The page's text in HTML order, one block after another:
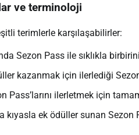
ve terminoloji
terimlerle karşılaşabilirler:
Sezon Pass ile sıklıkla
kazanmak için ilerlediği
Pass’larını ilerletmek için
kıyasla ek ödüller sunan Sezon